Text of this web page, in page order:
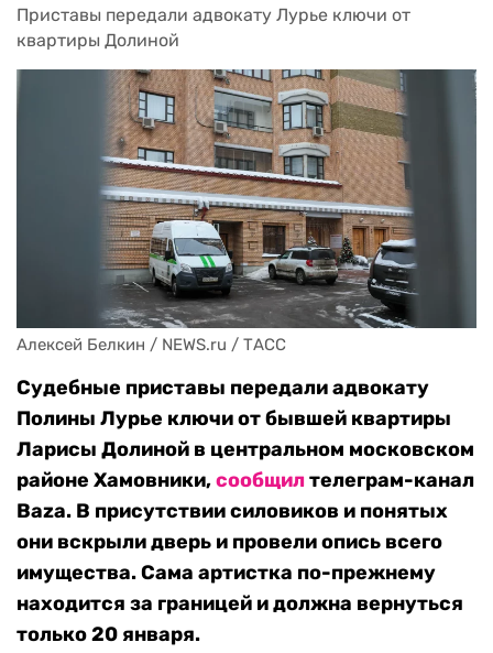
Приставы передали адвокату Лурье ключи от
квартиры Долиной
Алексей Белкин / NEWS.ru / ТАСС
Судебные приставы передали адвокату
Полины Лурье ключи от бывшей квартиры
Ларисы Долиной в центральном московском
районе Хамовники,сообщилтелеграм-канал
Baza. В присутствии силовиков и понятых
они вскрыли дверь и провели опись всего
имущества. Сама артистка по-прежнему
находится за границей и должна вернуться
только 20 января.